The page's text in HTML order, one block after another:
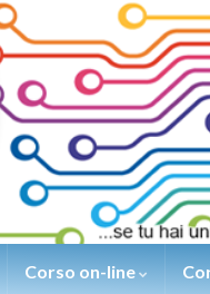
Corso on-line